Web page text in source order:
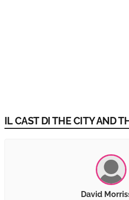
IL CAST DI THE CITY AND
David